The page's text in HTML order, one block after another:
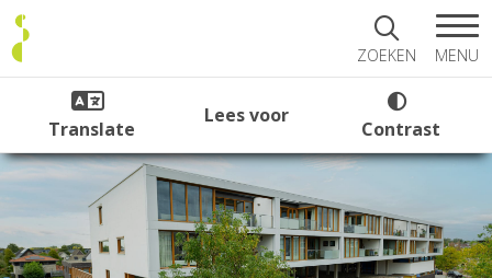
ZOEKEN MENU
Translate
Lees voor
Contrast